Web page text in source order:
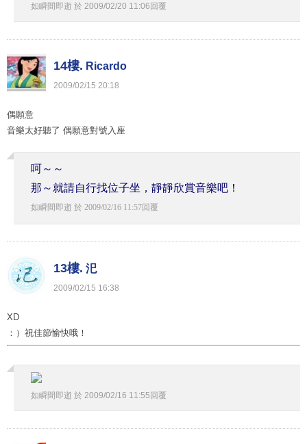
如瞬間即逝 於 2009/02/20 11:06 回覆
14樓. Ricardo
2009/02/15 20:18
偶願意
音樂太好聽了 偶願意對號入座
呵～～
那～就請自行找位子坐，靜靜欣賞音樂吧！
如瞬間即逝 於 2009/02/16 11:57回覆
13樓. 汜
2009/02/15 16:38
XD
：）祝佳節愉快哦！
如瞬間即逝 於 2009/02/16 11:55 回覆